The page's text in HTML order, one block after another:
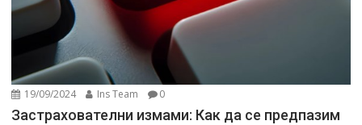
19/09/2024 Ins Team 0
Застрахователни измами: Как да се предпазим